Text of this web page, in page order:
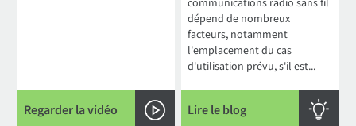
Regarder la vidéo
communications radio sans fil
dépend de nombreux
facteurs, notamment
l'emplacement du cas
d'utilisation prévu, s'il est...
Lire le blog